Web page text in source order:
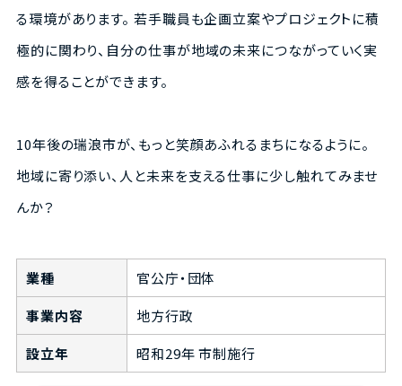
る環境があります。 若手職員も企画立案やプロジェクトに積
極的に関わり、自分の仕事が地域の未来につながっていく実
感を得ることができます。
10年後の瑞浪市が、もっと笑顔あふれるまちになるように。
地域に寄り添い、人と未来を支える仕事に少し触れてみませ
んか？
業種
官公庁・団体
事業内容
地方行政
設立年
昭和29年 市制施行